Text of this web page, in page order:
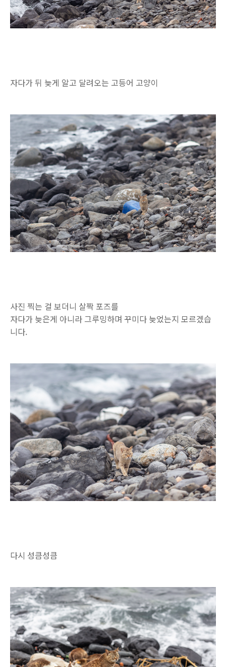
자다가 뒤 늦게 알고 달려오는 고등어 고양이
사진 찍는 걸 보더니 살짝 포즈를
자다가 늦은게 아니라 그루밍하며 꾸미다 늦었는지 모르겠습
니다.
다시 성큼성큼